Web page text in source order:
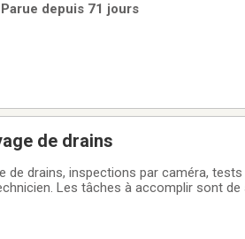
depuis 71 jours
de drains
de drains, inspections par caméra,
Les tâches à accomplir sont de